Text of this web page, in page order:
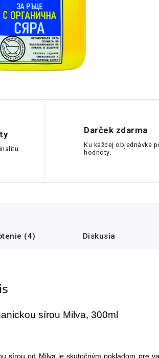
Darček zdarma
Ku každej objednávke
hodnoty.
(4) Diskusia
sírou Milva, 300ml
sírou od Milva je skutočným pokladom pre